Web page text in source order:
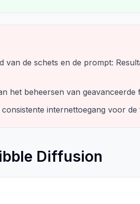
van de schets en de prompt:
het beheersen van
internettoegang voor de
Diffusion